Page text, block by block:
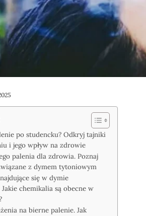
po studencku? Odkryj tajniki
i jego wpływ na zdrowie
palenia dla zdrowia. Poznaj
z dymem tytoniowym
się w dymie
chemikalia są obecne w
na bierne palenie. Jak